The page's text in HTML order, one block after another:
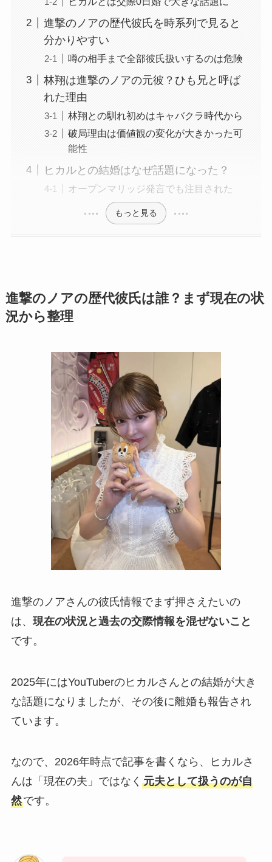
進撃のノアの歴代彼氏を時系列で見ると
分かりやすい
噂の相手まで全部彼氏扱いするのは危険
林翔は進撃のノアの元彼？ひも兄と呼ば
れた理由
林翔との馴れ初めはキャバクラ時代から
破局理由は価値観の変化が大きかった可
能性
ヒカルとの結婚はなぜ話題になった？
オープンマリッジ発言でも注目された
もっと見る
進撃のノアの歴代彼氏は誰？まず現在の状
況から整理
進撃のノアさんの彼氏情報でまず押さえたいの
は、 現在の状況と過去の交際情報を混ぜないこと
です。
2025年にはYouTuberのヒカルさんとの結婚が大き
な話題になりましたが、その後に離婚も報告され
ています。
なので、2026年時点で記事を書くなら、ヒカルさ
んは「現在の夫」ではなく 元夫として扱うのが自
然です。